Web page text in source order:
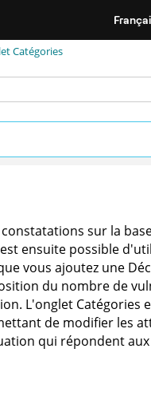
Catégories
sur la
ensuite possible
vous ajoutez une
du nombre de
L'onglet Catégories
de modifier les
qui répondent aux